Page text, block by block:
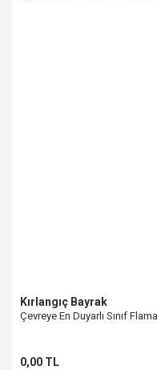
Kırlangıç Bayrak
Çevreye En Duyarlı Sınıf
0,00 TL